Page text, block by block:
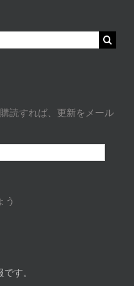
読すれば、更新をメール
う
す。